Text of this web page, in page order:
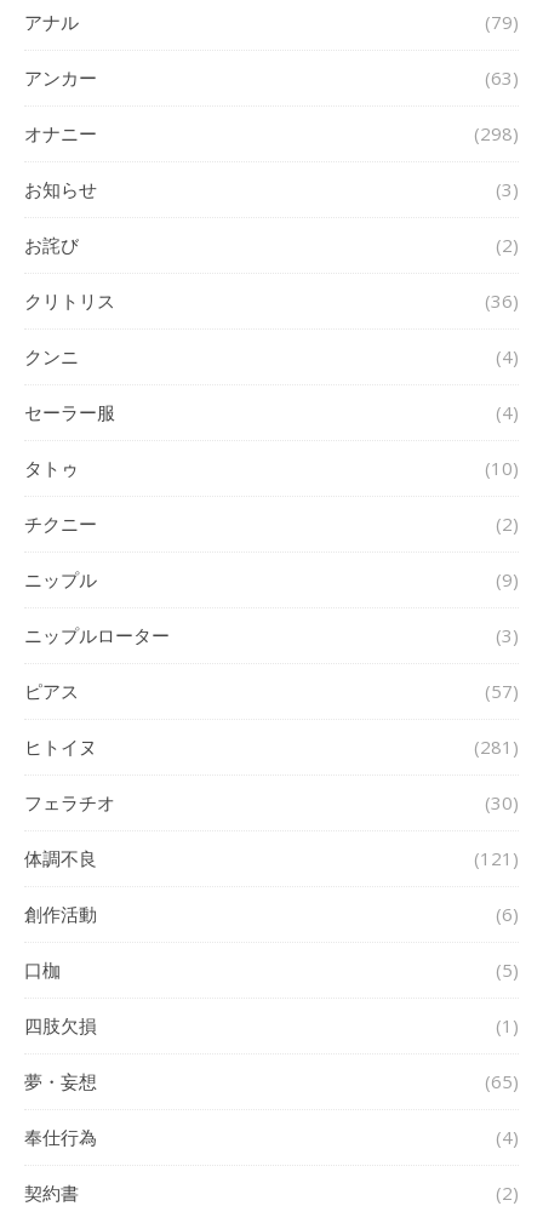
アナル (79)
アンカー (63)
オナニー (298)
お知らせ (3)
お詫び (2)
クリトリス (36)
クンニ (4)
セーラー服 (4)
タトゥ (10)
チクニー (2)
ニップル (9)
ニップルローター (3)
ピアス (57)
ヒトイヌ (281)
フェラチオ (30)
体調不良 (121)
創作活動 (6)
口枷 (5)
四肢欠損 (1)
夢・妄想 (65)
奉仕行為 (4)
契約書 (2)